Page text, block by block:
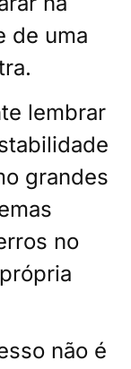
de uma
lembrar
grandes
no
não é